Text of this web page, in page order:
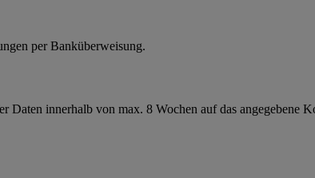
per Banküberweisung.
Daten innerhalb von max. 8 Wochen auf das